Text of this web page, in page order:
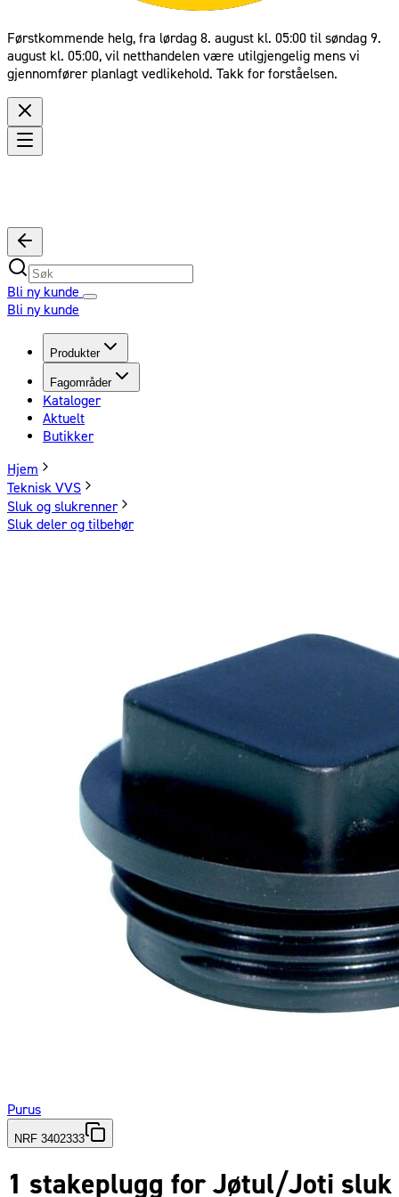
Førstkommende helg, fra lørdag 8. august kl. 05:00 til søndag 9.
august kl. 05:00, vil netthandelen være utilgjengelig mens vi
gjennomfører planlagt vedlikehold. Takk for forståelsen.
Bli ny kunde
Bli ny kunde
Produkter
Fagområder
Kataloger
Aktuelt
Butikker
Hjem
Teknisk VVS
Sluk og slukrenner
Sluk deler og tilbehør
Purus
NRF 3402333
1 stakeplugg for Jøtul/Joti sluk